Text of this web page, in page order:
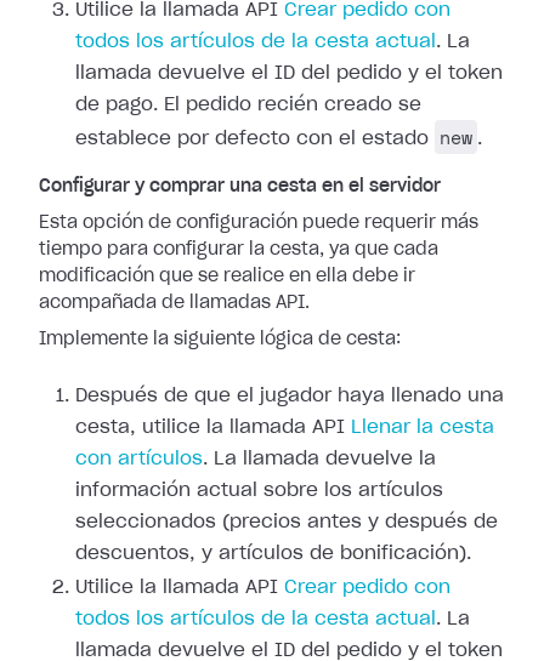
Utilice la llamada API Crear pedido con
todos los artículos de la cesta actual . La
llamada devuelve el ID del pedido y el token
de pago. El pedido recién creado se
establece por defecto con el estado
new .
Configurar y comprar una cesta en el servidor
Esta opción de configuración puede requerir más
tiempo para configurar la cesta, ya que cada
modificación que se realice en ella debe ir
acompañada de llamadas API.
Implemente la siguiente lógica de cesta:
Después de que el jugador haya llenado una
cesta, utilice la llamada API Llenar la cesta
con artículos. La llamada devuelve la
información actual sobre los artículos
seleccionados (precios antes y después de
descuentos, y artículos de bonificación).
Utilice la llamada API Crear pedido con
todos los artículos de la cesta actual . La
llamada devuelve el ID del pedido y el token